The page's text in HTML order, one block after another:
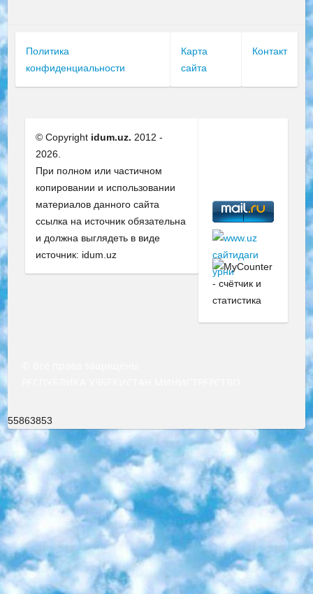
Политика
конфиденциальности
Карта
сайта
Контакт
© Copyright idum.uz. 2012 -
2026.
При полном или частичном
копировании и использовании
материалов данного сайта
ссылка на источник обязательна
и должна выглядеть в виде
источник: idum.uz
55863853